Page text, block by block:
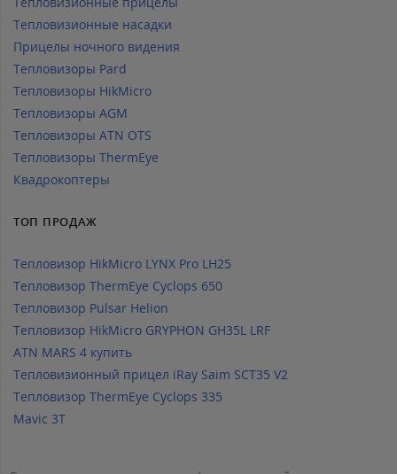
Тепловизионные насадки
Прицелы ночного видения
Тепловизоры Pard
Тепловизоры HikMicro
Тепловизоры AGM
Тепловизоры ATN OTS
Тепловизоры ThermEye
Квадрокоптеры
ТОП ПРОДАЖ
Тепловизор HikMicro LYNX Pro LH25
Тепловизор ThermEye Cyclops 650
Тепловизор Pulsar Helion
Тепловизор HikMicro GRYPHON GH35L LRF
ATN MARS 4 купить
Тепловизионный прицел iRay Saim SCT35 V2
Тепловизор ThermEye Cyclops 335
Mavic 3T